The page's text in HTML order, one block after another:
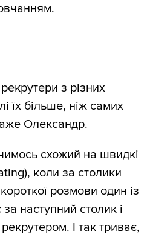
з різних
їх більше, ніж самих
Олександр.
схожий на швидкі
коли за столики
розмови один із
наступний столик і
І так триває,